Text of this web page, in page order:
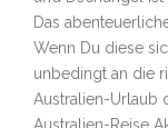
Das
Wenn Du diese
unbedingt an die
Australien-Urlaub
Australien-Reise